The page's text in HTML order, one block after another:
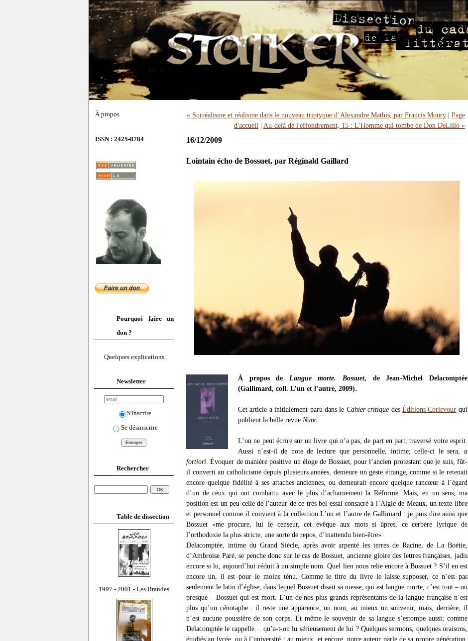
À propos
ISSN : 2425-8784
Pourquoi faire un
don ?
Quelques explications
Newsletter
S'inscrire
Se désinscrire
Rechercher
Table de dissection
1997 - 2001 - Les Brandes
« Surréalisme et réalisme dans le nouveau triptyque d’Alexandre Mathis, par Francis Moury| Page
d'accueil | Au-delà de l'effondrement, 15 : L'Homme qui tombe de Don DeLillo »
16/12/2009
Lointain écho de Bossuet, par Réginald Gaillard
À propos de Langue morte. Bossuet, de Jean-Michel Delacomptée
(Gallimard, coll. L’un et l’autre, 2009).
Cet article a initialement paru dans le Cahier critique desÉditions Corlevour qui
publient la belle revue Nunc
L’on ne peut écrire sur un livre qui n’a pas, de part en part, traversé votre esprit.
Aussi n’est-il de note de lecture que personnelle, intime; celle-ci le sera, a
fortiori . Évoquer de manière positive un éloge de Bossuet, pour l’ancien protestant que je suis, fût-
il converti au catholicisme depuis plusieurs années, demeure un geste étrange, comme si le retenait
encore quelque fidélité à ses attaches anciennes, ou demeurait encore quelque rancœur à l’égard
d’un de ceux qui ont combattu avec le plus d’acharnement la Réforme. Mais, en un sens, ma
position est un peu celle de l’auteur de ce très bel essai consacré à l’Aigle de Meaux, un texte libre
et personnel comme il convient à la collection L’un et l’autre de Gallimard : je puis dire ainsi que
Bossuet «me procure, lui le censeur, cet évêque aux mots si âpres, ce cerbère lyrique de
l’orthodoxie la plus stricte, une sorte de repos, d’inattendu bien-être».
Delacomptée, intime du Grand Siècle, après avoir arpenté les terres de Racine, de La Boétie,
d’Ambroise Paré, se penche donc sur le cas de Bossuet, ancienne gloire des lettres françaises, jadis
encore si lu, aujourd’hui réduit à un simple nom. Quel lien nous relie encore à Bossuet ? S’il en est
encore un, il est pour le moins ténu. Comme le titre du livre le laisse supposer, ce n’est pas
seulement le latin d’église, dans lequel Bossuet disait sa messe, qui est langue morte, c’est tout – ou
presque – Bossuet qui est mort. L’un de nos plus grands représentants de la langue française n’est
plus qu’un cénotaphe : il reste une apparence, un nom, au mieux un souvenir, mais, derrière, il
n’est aucune poussière de son corps. Et même le souvenir de sa langue s’estompe aussi; comme
Delacomptée le rappelle… qu’a-t-on lu sérieusement de lui ? Quelques sermons, quelques oraisons,
étudiés au lycée, ou à l’université : au mieux, et encore, notre auteur parle de sa propre génération,